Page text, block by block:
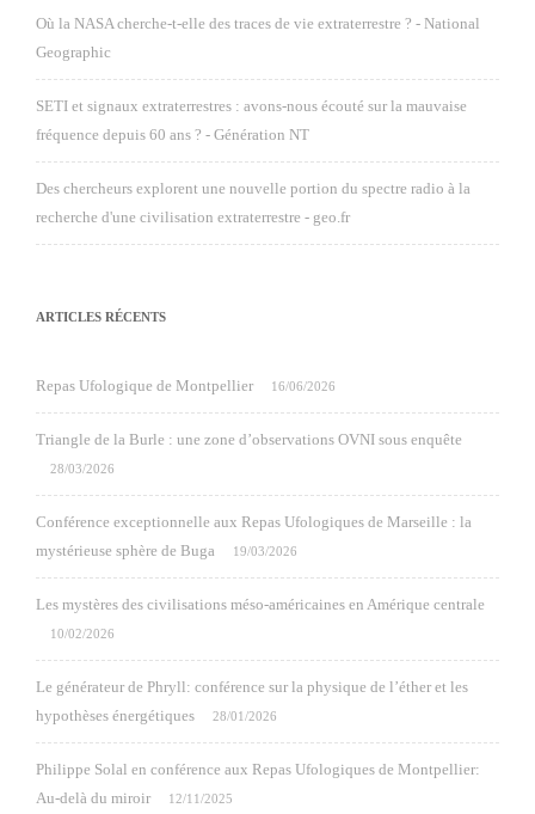
Où la NASA cherche-t-elle des traces de vie extraterrestre ? - National
Geographic
SETI et signaux extraterrestres : avons-nous écouté sur la mauvaise
fréquence depuis 60 ans ? - Génération NT
Des chercheurs explorent une nouvelle portion du spectre radio à la
recherche d'une civilisation extraterrestre - geo.fr
ARTICLES RÉCENTS
Repas Ufologique de Montpellier 16/06/2026
Triangle de la Burle : une zone d’observations OVNI sous enquête
28/03/2026
Conférence exceptionnelle aux Repas Ufologiques de Marseille : la
mystérieuse sphère de Buga
19/03/2026
Les mystères des civilisations méso-américaines en Amérique centrale
10/02/2026
Le générateur de Phryll: conférence sur la physique de l’éther et les
hypothèses énergétiques
28/01/2026
Philippe Solal en conférence aux Repas Ufologiques de Montpellier:
Au-delà du miroir
12/11/2025